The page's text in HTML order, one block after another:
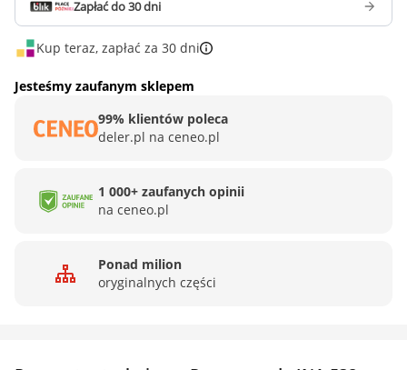
Zapłać do 30 dni
Kup teraz, zapłać za 30 dni
Jesteśmy zaufanym sklepem
99% klientów poleca
deler.pl na ceneo.pl
1 000+ zaufanych opinii
na ceneo.pl
Ponad milion
oryginalnych części